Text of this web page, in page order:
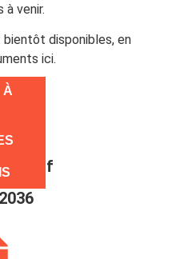
À
à venir.
disponibles, en
ici.